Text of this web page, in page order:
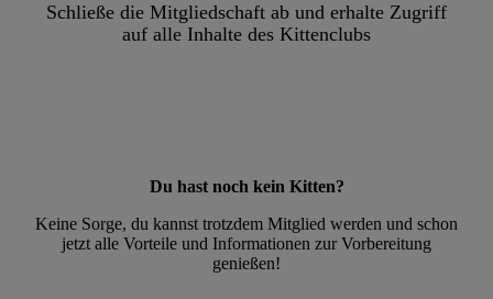
Schließe die Mitgliedschaft ab und erhalte Zugriff
auf alle Inhalte des Kittenclubs
Du hast noch kein Kitten?
Keine Sorge, du kannst trotzdem Mitglied werden und schon
jetzt alle Vorteile und Informationen zur Vorbereitung
genießen!